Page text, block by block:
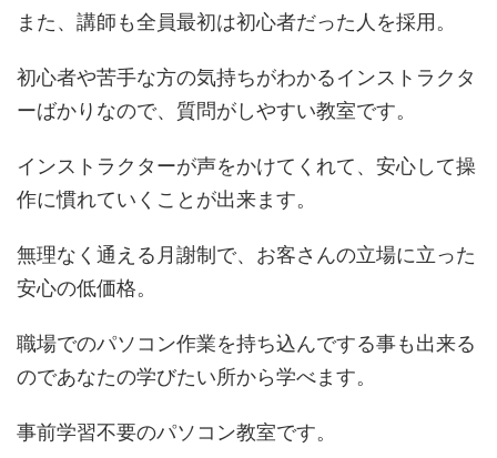
また、講師も全員最初は初心者だった人を採用。
初心者や苦手な方の気持ちがわかるインストラクタ
ーばかりなので、質問がしやすい教室です。
インストラクターが声をかけてくれて、安心して操
作に慣れていくことが出来ます。
無理なく通える月謝制で、お客さんの立場に立った
安心の低価格。
職場でのパソコン作業を持ち込んでする事も出来る
のであなたの学びたい所から学べます。
事前学習不要のパソコン教室です。